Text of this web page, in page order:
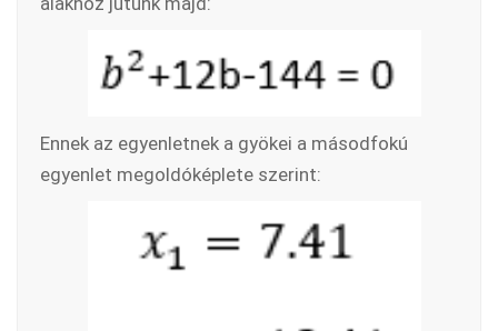
Ennek az egyenletnek a gyökei a másodfokú
egyenlet megoldóképlete szerint: